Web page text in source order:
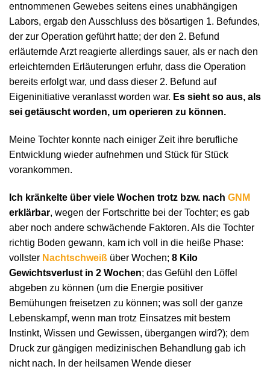
entnommenen Gewebes seitens eines unabhängigen
Labors, ergab den Ausschluss des bösartigen 1. Befundes,
der zur Operation geführt hatte; der den 2. Befund
erläuternde Arzt reagierte allerdings sauer, als er nach den
erleichternden Erläuterungen erfuhr, dass die Operation
bereits erfolgt war, und dass dieser 2. Befund auf
Eigeninitiative veranlasst worden war. Es sieht so aus, als
sei getäuscht worden, um operieren zu können.
Meine Tochter konnte nach einiger Zeit ihre berufliche
Entwicklung wieder aufnehmen und Stück für Stück
vorankommen.
Ich kränkelte über viele Wochen trotz bzw. nach GNM
erklärbar, wegen der Fortschritte bei der Tochter; es gab
aber noch andere schwächende Faktoren. Als die Tochter
richtig Boden gewann, kam ich voll in die heiße Phase:
vollster Nachtschweiß über Wochen; 8 Kilo
Gewichtsverlust in 2 Wochen; das Gefühl den Löffel
abgeben zu können (um die Energie positiver
Bemühungen freisetzen zu können; was soll der ganze
Lebenskampf, wenn man trotz Einsatzes mit bestem
Instinkt, Wissen und Gewissen, übergangen wird?); dem
Druck zur gängigen medizinischen Behandlung gab ich
nicht nach. In der heilsamen Wende dieser